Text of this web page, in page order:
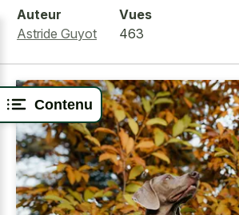
Contenu
Auteur
Astride Guyot
Vues
463